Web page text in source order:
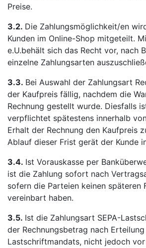
Preise.
3.2. Die Zahlungsmöglichkeit/en
Kunden im Online-Shop mitgeteilt.
e.U.behält sich das Recht vor, nach
einzelne Zahlungsarten
3.3. Bei Auswahl der Zahlungsart
der Kaufpreis fällig, nachdem die
Rechnung gestellt wurde. Diesfalls
verpflichtet spätestens innerhalb
Erhalt der Rechnung den Kaufpreis
Ablauf dieser Frist gerät der Kunde
3.4. Ist Vorauskasse per
ist die Zahlung sofort nach
sofern die Parteien keinen späteren
vereinbart haben.
3.5. Ist die Zahlungsart SEPA-
der Rechnungsbetrag nach Erteilung
Lastschriftmandats, nicht jedoch